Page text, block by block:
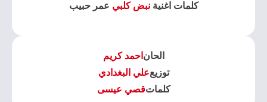
كلمات اغنيةنبض كلبي عمر حبيب
الحان احمد كريم
توزيععلي البغدادي
كلماتقصي عيسى